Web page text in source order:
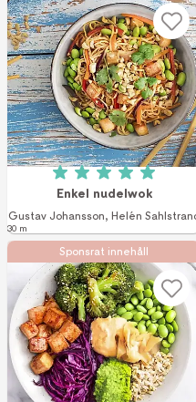
Betyg: 5 av 5 (1
Enkel nudelwok
Gustav Johansson, Helén
30 m
Sponsrat innehåll